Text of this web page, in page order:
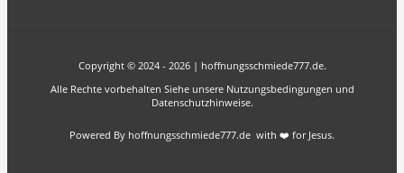
Copyright © 2024 - 2026 | hoffnungsschmiede777.de.
Alle Rechte vorbehalten Siehe unsere Nutzungsbedingungen und
Datenschutzhinweise.
Powered By hoffnungsschmiede777.de with ❤️ for Jesus.